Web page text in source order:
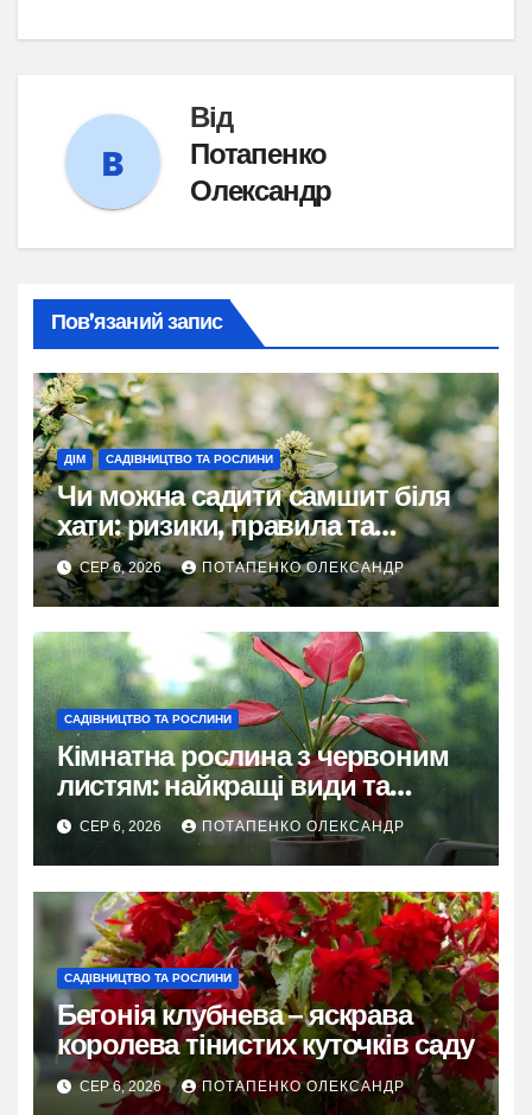
Від
Потапенко
Олександр
Пов’язаний запис
ДІМ САДІВНИЦТВО ТА РОСЛИНИ
Чи можна садити самшит біля
хати: ризики, правила та
практичні рішення
СЕР 6, 2026 ПОТАПЕНКО ОЛЕКСАНДР
САДІВНИЦТВО ТА РОСЛИНИ
Кімнатна рослина з червоним
листям: найкращі види та
секрети догляду
СЕР 6, 2026 ПОТАПЕНКО ОЛЕКСАНДР
САДІВНИЦТВО ТА РОСЛИНИ
Бегонія клубнева – яскрава
королева тінистих куточків саду
СЕР 6, 2026 ПОТАПЕНКО ОЛЕКСАНДР